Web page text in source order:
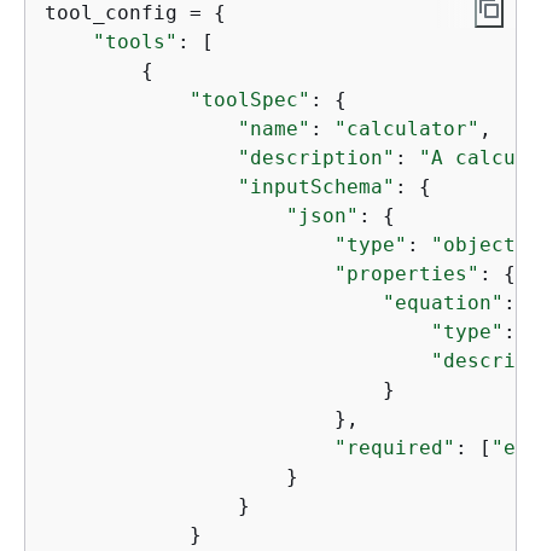
tool_config = {
"tools" : [
{
"toolSpec" : {
"name" : "calculator" ,
"description" :
"A
"inputSchema" : {
"json" : {
"type" : "object"
"properties" : {
"equation" :
"type" :
                            }
                        },
"required" : [
                    }
                }
            }